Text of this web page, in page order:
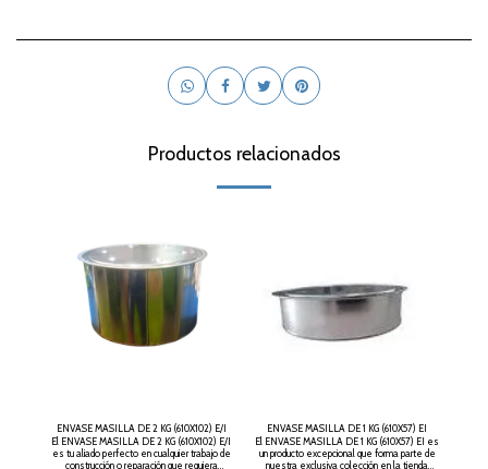
Productos relacionados
ENVASE MASILLA DE 2 KG (610X102) E/I
El ENVASE MASILLA DE 2 KG (610X102) E/I
es tu aliado perfecto en cualquier trabajo de
construcción o reparación que requiera
ENVASE MASILLA DE 1 KG (610X57) EI
El ENVASE MASILLA DE 1 KG (610X57) EI es
un producto excepcional que forma parte de
nuestra exclusiva colección en la tienda